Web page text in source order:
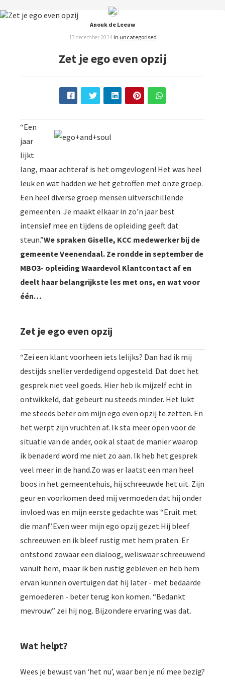
Anouk de Leeuw
13 december 2014 in uncategorised
Zet je ego even opzij
“Een
jaar
lijkt
lang, maar achteraf is het omgevlogen! Het was heel
leuk en wat hadden we het getroffen met onze groep.
Een heel diverse groep mensen uitverschillende
gemeenten. Je maakt elkaar in zo’n jaar best
intensief mee en tijdens de opleiding geeft dat
steun.”We spraken Giselle, KCC medewerker bij de
gemeente Veenendaal. Ze rondde in september de
MBO3- opleiding Waardevol Klantcontact af en
deelt haar belangrijkste les met ons, en wat voor
één…
Zet je ego even opzij
“Zei een klant voorheen iets lelijks? Dan had ik mij
destijds sneller verdedigend opgesteld. Dat doet het
gesprek niet veel goeds. Hier heb ik mijzelf echt in
ontwikkeld, dat gebeurt nu steeds minder. Het lukt
me steeds beter om mijn ego even opzij te zetten. En
het werpt zijn vruchten af. Ik sta meer open voor de
situatie van de ander, ook al staat de manier waarop
ik benaderd word me niet zo aan. Ik heb het gesprek
veel meer in de hand.Zo was er laatst een man heel
boos in het gemeentehuis, hij schreeuwde het uit. Zijn
geur en voorkomen deed mij vermoeden dat hij onder
invloed was en mijn eerste gedachte was “Eruit met
die man!”.Even weer mijn ego opzij gezet.Hij bleef
schreeuwen en ik bleef rustig met hem praten. Er
ontstond zowaar een dialoog, weliswaar schreeuwend
vanuit hem, maar ik ben rustig gebleven en heb hem
ervan kunnen overtuigen dat hij later - met bedaarde
gemoederen - beter terug kon komen. “Bedankt
mevrouw” zei hij nog. Bijzondere ervaring was dat.
Wat helpt?
Wees je bewust van ‘het nu’, waar ben je nú mee bezig?